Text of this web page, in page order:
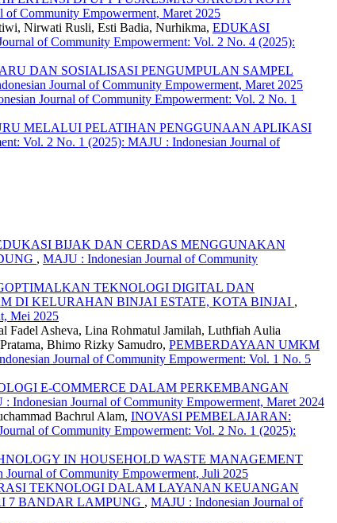
Community Empowerment, Maret 2025
Nirwati Rusli, Esti Badia, Nurhikma, EDUKASI
of Community Empowerment: Vol. 2 No. 4 (2025):
DAN SOSIALISASI PENGUMPULAN SAMPEL
Journal of Community Empowerment, Maret 2025
Journal of Community Empowerment: Vol. 2 No. 1
MELALUI PELATIHAN PENGGUNAAN APLIKASI
Vol. 2 No. 1 (2025): MAJU : Indonesian Journal of
BIJAK DAN CERDAS MENGGUNAKAN
, MAJU : Indonesian Journal of Community
TEKNOLOGI DIGITAL DAN
DI KELURAHAN BINJAI ESTATE, KOTA BINJAI ,
Mei 2025
Asheva, Lina Rohmatul Jamilah, Luthfiah Aulia
Bhimo Rizky Samudro, PEMBERDAYAAN UMKM
Journal of Community Empowerment: Vol. 1 No. 5
E-COMMERCE DALAM PERKEMBANGAN
Journal of Community Empowerment, Maret 2024
Bachrul Alam, INOVASI PEMBELAJARAN:
of Community Empowerment: Vol. 2 No. 1 (2025):
IN HOUSEHOLD WASTE MANAGEMENT
of Community Empowerment, Juli 2025
TEKNOLOGI DALAM LAYANAN KEUANGAN
7 BANDAR LAMPUNG , MAJU : Indonesian Journal of